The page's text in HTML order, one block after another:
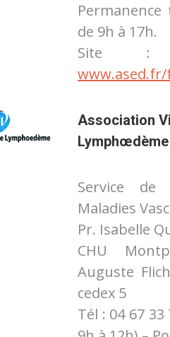
de 9h à 17h.
Site
Association
Lymphœ
Service de
Maladies
Pr. Isabelle
CHU
Auguste
cedex 5
Tél : 04 67